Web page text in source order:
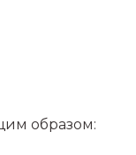
образом: